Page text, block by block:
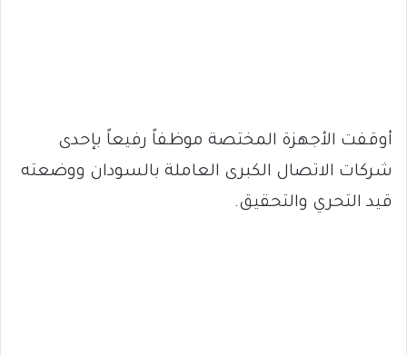
أوقفت الأجهزة المختصة موظفاً رفيعاً بإحدى
شركات الاتصال الكبرى العاملة بالسودان ووضعته
قيد التحري والتحقيق.